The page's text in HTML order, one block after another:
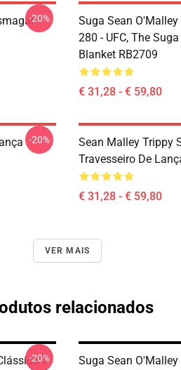
-20%
Suga Sean O'Malley
280 - UFC, The
Blanket RB2709
€ 31,28 - € 59,80
-20%
Sean Malley Trippy
Travesseiro De
€ 31,28 - € 59,80
VER MAIS
relacionados
T-
-20%
Suga Sean O'Malley